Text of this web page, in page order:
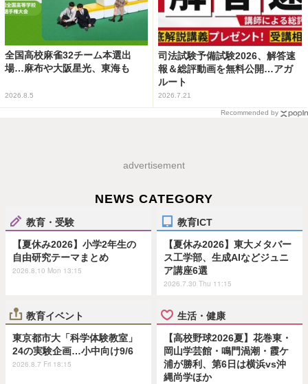
全国高校麻雀32チーム本選出
場…麻布や大阪星光、東海も
2026.8.5
司法試験予備試験2026、解答速
報＆総評動画を無料公開…アガ
ルート
2026.7.21
Recommended by
advertisement
NEWS CATEGORY
教育・受験
【夏休み2026】小学2年生の
自由研究テーマまとめ
2026.8.10 Mon 13:15
教育ICT
【夏休み2026】東大メタバー
ス工学部、生成AIなどジュニ
ア講座6選
2026.7.30 Thu 11:15
教育イベント
東京都市大「科学体験教室」
24の実験企画…小中向け9/6
2026.8.7 Fri 18:15
生活・健康
【高校野球2026夏】花巻東・
岡山学芸館・鳴門渦潮・霞ケ
浦が勝利、第6日は横浜vs沖
縄尚学ほか